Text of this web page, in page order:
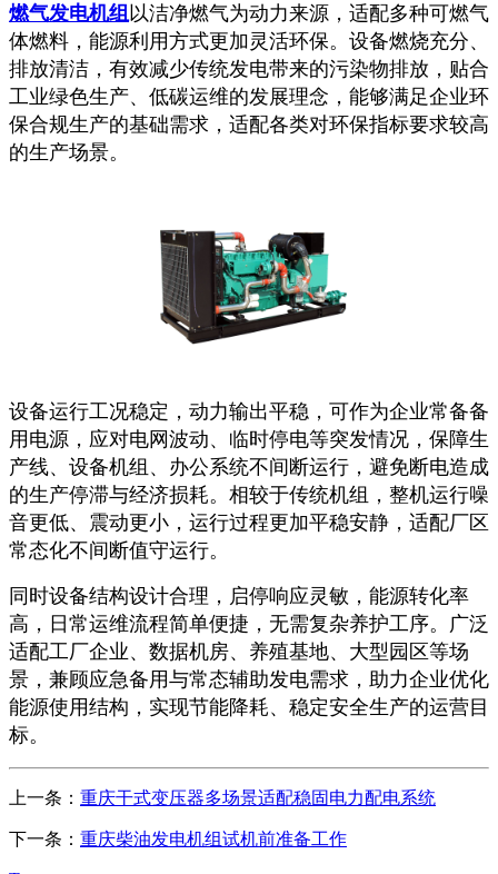
燃气发电机组 以洁净燃气为动力来源，适配多种可燃气
体燃料，能源利用方式更加灵活环保。设备燃烧充分、
排放清洁，有效减少传统发电带来的污染物排放，贴合
工业绿色生产、低碳运维的发展理念，能够满足企业环
保合规生产的基础需求，适配各类对环保指标要求较高
的生产场景。
设备运行工况稳定，动力输出平稳，可作为企业常备备
用电源，应对电网波动、临时停电等突发情况，保障生
产线、设备机组、办公系统不间断运行，避免断电造成
的生产停滞与经济损耗。相较于传统机组，整机运行噪
音更低、震动更小，运行过程更加平稳安静，适配厂区
常态化不间断值守运行。
同时设备结构设计合理，启停响应灵敏，能源转化率
高，日常运维流程简单便捷，无需复杂养护工序。广泛
适配工厂企业、数据机房、养殖基地、大型园区等场
景，兼顾应急备用与常态辅助发电需求，助力企业优化
能源使用结构，实现节能降耗、稳定安全生产的运营目
标。
上一条： 重庆干式变压器多场景适配稳固电力配电系统
下一条： 重庆柴油发电机组试机前准备工作